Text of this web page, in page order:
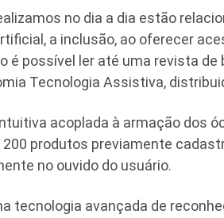
no dia a dia estão
a inclusão, ao oferecer
possível ler até uma revista de
Tecnologia Assistiva,
acoplada à armação dos
produtos previamente
no ouvido do usuário.
tecnologia avançada de